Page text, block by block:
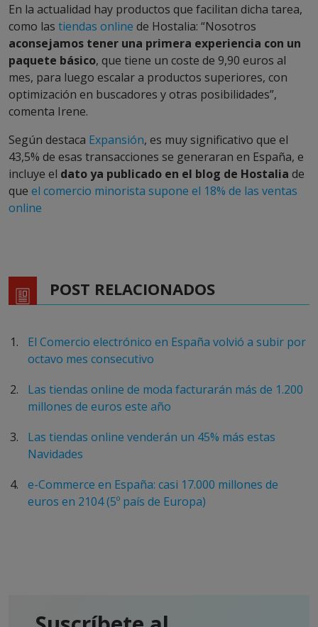
En la actualidad hay productos que facilitan dicha tarea,
como las tiendas online de Hostalia: “Nosotros
aconsejamos tener una primera experiencia con un
paquete básico, que tiene un coste de 9,90 euros al
mes, para luego escalar a productos superiores, con
optimización en buscadores y otras posibilidades”,
comenta Irene.
Según destaca Expansión, es muy significativo que el
43,5% de esas transacciones se generaran en España, e
incluye el dato ya publicado en el blog de Hostalia de
que el comercio minorista supone el 18% de las ventas
online
POST RELACIONADOS
El Comercio electrónico en España volvió a subir por
octavo mes consecutivo
Las tiendas online de moda facturarán más de 1.200
millones de euros este año
Las tiendas online venderán un 45% más estas
Navidades
e-Commerce en España: casi 17.000 millones de
euros en 2104 (5º país de Europa)